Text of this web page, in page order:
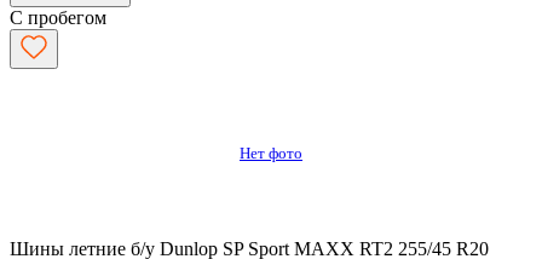
С пробегом
Нет фото
Шины летние б/у Dunlop SP Sport MAXX RT2 255/45 R20